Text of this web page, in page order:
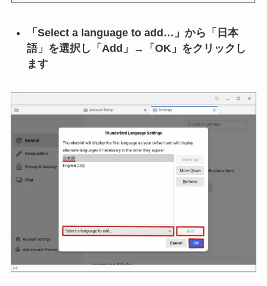
「Select a language to add…」から「日本
語」を選択し「Add」→「OK」をクリックし
ます